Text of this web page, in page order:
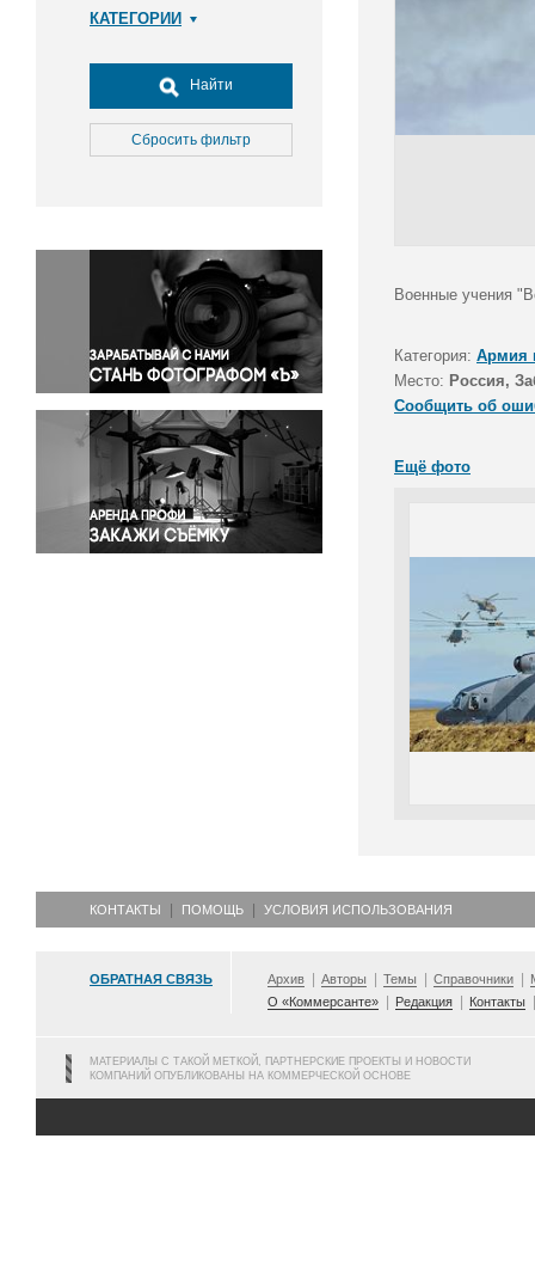
КАТЕГОРИИ
Досуг, туризм и отдых
Культура
Медицина
Окружающая среда
Политика
Правосудие
Происшествия и конфликты
Религия
Светская жизнь
Спорт
Экология
Экономика и бизнес
Найти
Сбросить фильтр
Военные учения
Категория: Армия
Место: Россия,
Сообщить об
Ещё фото
КОНТАКТЫ ПОМОЩЬ УСЛОВИЯ ИСПОЛЬЗОВАНИЯ
ОБРАТНАЯ СВЯЗЬ Архив Авторы Темы Справочники
О «Коммерсанте»
Редакция Контакты
МАТЕРИАЛЫ С ТАКОЙ МЕТКОЙ, ПАРТНЕРСКИЕ ПРОЕКТЫ И НОВОСТИ
КОМПАНИЙ ОПУБЛИКОВАНЫ НА КОММЕРЧЕСКОЙ ОСНОВЕ